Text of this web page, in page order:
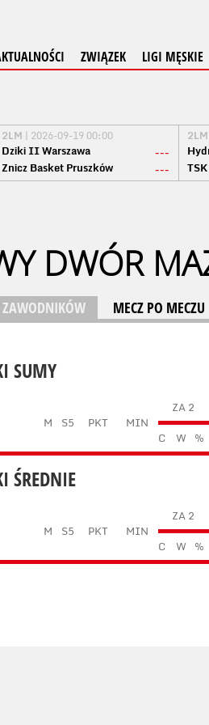
ZWIĄZEK LIGI MĘSKIE
2LM | 2026-09-19 00:00
Dziki II Warszawa
---
Znicz Basket Pruszków
---
2LM
DWÓR
ZAWODNIKÓW MECZ PO MECZU
SUMY
M S5 PKT MIN
ZA 2
C
W %
ŚREDNIE
M S5 PKT MIN
ZA 2
C
W %